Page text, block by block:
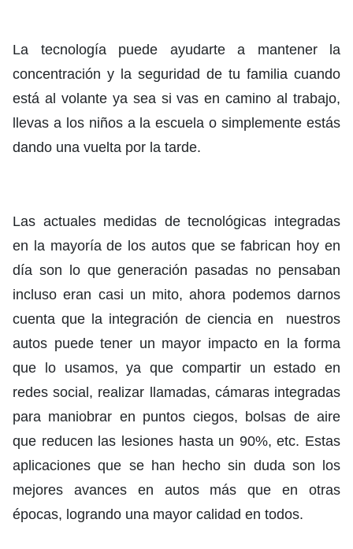
La tecnología puede ayudarte a mantener la
concentración y la seguridad de tu familia cuando
está al volante ya sea si vas en camino al trabajo,
llevas a los niños a la escuela o simplemente estás
dando una vuelta por la tarde.
Las actuales medidas de tecnológicas integradas
en la mayoría de los autos que se fabrican hoy en
día son lo que generación pasadas no pensaban
incluso eran casi un mito, ahora podemos darnos
cuenta que la integración de ciencia en nuestros
autos puede tener un mayor impacto en la forma
que lo usamos, ya que compartir un estado en
redes social, realizar llamadas, cámaras integradas
para maniobrar en puntos ciegos, bolsas de aire
que reducen las lesiones hasta un 90%, etc. Estas
aplicaciones que se han hecho sin duda son los
mejores avances en autos más que en otras
épocas, logrando una mayor calidad en todos.